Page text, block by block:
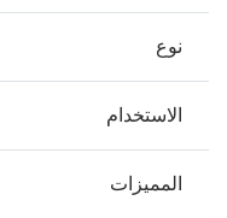
نوع
الاستخدام
المميزات